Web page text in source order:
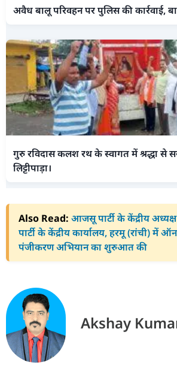
अवैध बालू परिवहन पर पुलिस की कार्रवाई,
गुरु रविदास कलश रथ के स्वागत में श्रद्धा से
लिट्टीपाड़ा।
Also Read: आजसू पार्टी के केंद्रीय
पार्टी के केंद्रीय कार्यालय, हरमू (रांची) में
पंजीकरण अभियान का शुरुआत की
Akshay